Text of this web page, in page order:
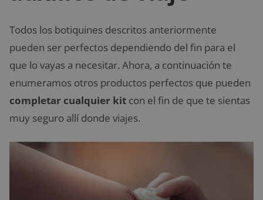
Todos los botiquines descritos anteriormente
pueden ser perfectos dependiendo del fin para el
que lo vayas a necesitar. Ahora, a continuación te
enumeramos otros productos perfectos que pueden
completar cualquier kit con el fin de que te sientas
muy seguro allí donde viajes.